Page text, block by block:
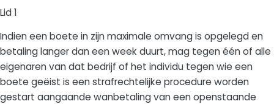
Lid 1
Indien een boete in zijn maximale omvang is opgelegd en
betaling langer dan een week duurt, mag tegen één of alle
eigenaren van dat bedrijf of het individu tegen wie een
boete geëist is een strafrechtelijke procedure worden
gestart aangaande wanbetaling van een openstaande